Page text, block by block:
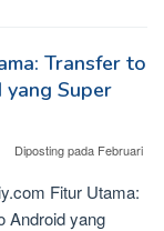
Transfer to
Super
Diposting pada Februari
Fitur Utama:
Android yang